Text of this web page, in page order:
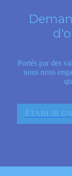
Portés par des
nous nous
ÉTABLIR